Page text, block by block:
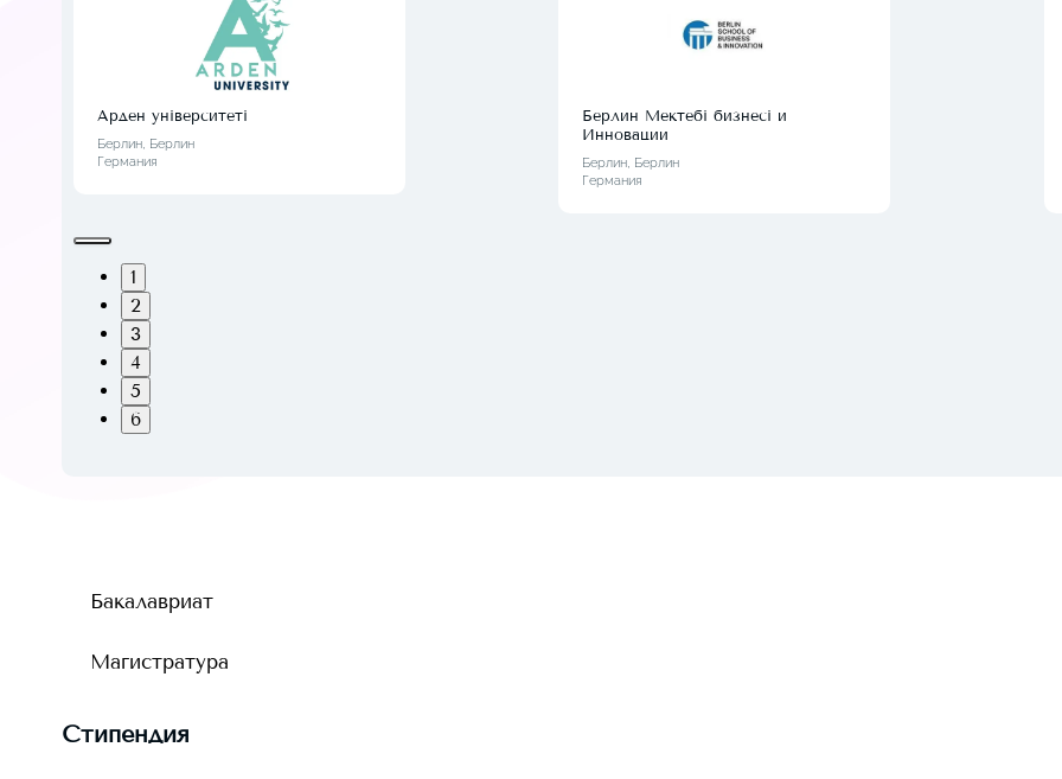
Арден університеті
Берлин, Берлин
Германия
Берлин Мектебі бизнесі и
Инновации
Берлин, Берлин
Германия
1
2
3
4
5
6
Бакалавриат
Магистратура
Стипендия